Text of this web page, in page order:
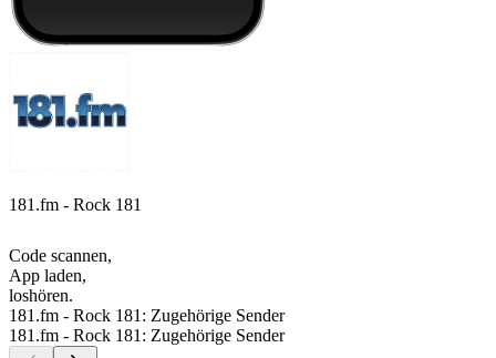
181.fm - Rock 181
Code scannen,
App laden,
loshören.
181.fm - Rock 181: Zugehörige Sender
181.fm - Rock 181: Zugehörige Sender